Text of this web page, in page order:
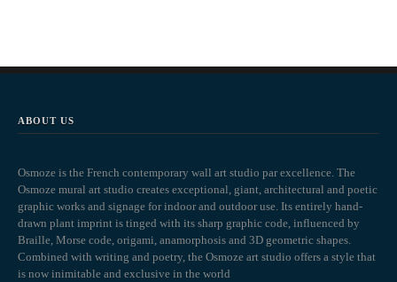
ABOUT US
Osmoze is the French contemporary wall art studio par excellence. The
Osmoze mural art studio creates exceptional, giant, architectural and poetic
graphic works and signage for indoor and outdoor use. Its entirely hand-
drawn plant imprint is tinged with its sharp graphic code, influenced by
Braille, Morse code, origami, anamorphosis and 3D geometric shapes.
Combined with writing and poetry, the Osmoze art studio offers a style that
is now inimitable and exclusive in the world